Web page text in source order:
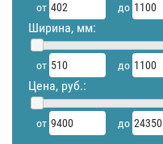
от до
Ширина, мм:
от до
Цена, руб.:
от до